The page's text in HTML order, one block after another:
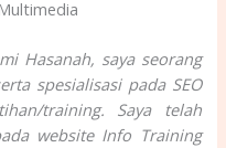
Hasanah, saya seorang
spesialisasi pada SEO
training. Saya telah
website Info Training